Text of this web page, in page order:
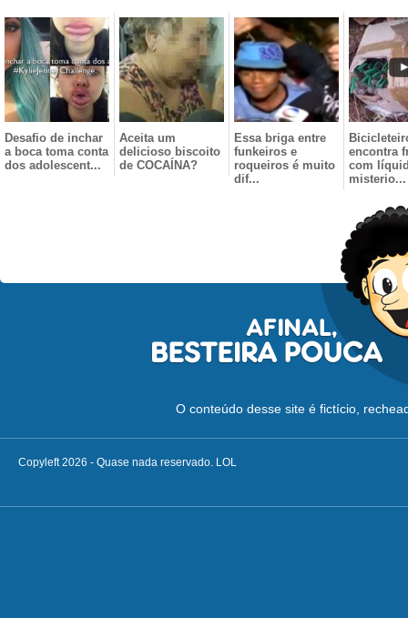
Desafio de inchar
a boca toma conta
dos adolescent...
Aceita um
delicioso biscoito
de COCAÍNA?
Essa briga entre
funkeiros e
roqueiros é muito
dif...
encontra
com
misterio...
O conteúdo desse site é fictício,
Copyleft 2026 - Quase nada reservado. LOL